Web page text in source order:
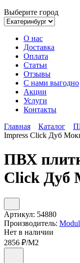
Выберите город
О нас
Доставка
Оплата
Статьи
Отзывы
С нами выгодно
Акции
Услуги
Контакты
Главная
Каталог
Impress Click Дуб
ПВХ
Click Дуб
Артикул: 54880
Производитель:
Нет в наличии
2856 ₽/М2